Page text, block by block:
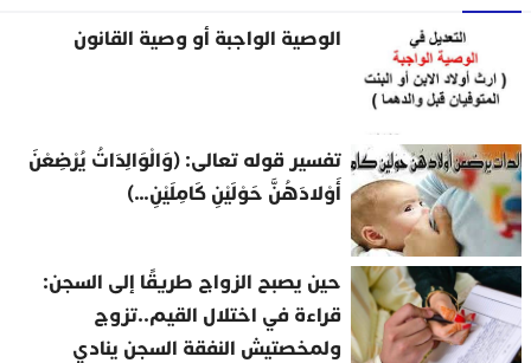
الوصية الواجبة أو وصية القانون
تفسير قوله تعالى: (وَالْوَالِدَاتُ يُرْضِعْنَ
أَوْلادَهُنَّ حَوْلَيْنِ كَامِلَيْنِ…)
حين يصبح الزواج طريقًا إلى السجن:
قراءة في اختلال القيم..تزوج
ولمخصتيش النفقة السجن ينادي